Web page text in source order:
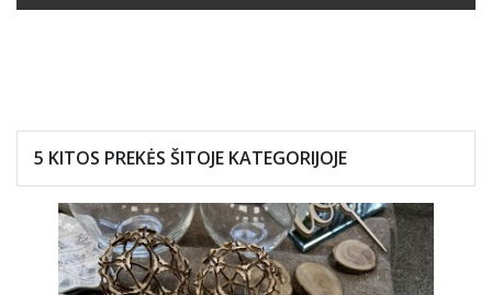
5 KITOS PREKĖS ŠITOJE KATEGORIJOJE